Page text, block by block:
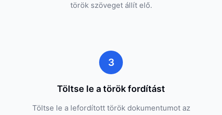
török szöveget állít elő.
3
Töltse le a török fordítást
Töltse le a lefordított török dokumentumot az